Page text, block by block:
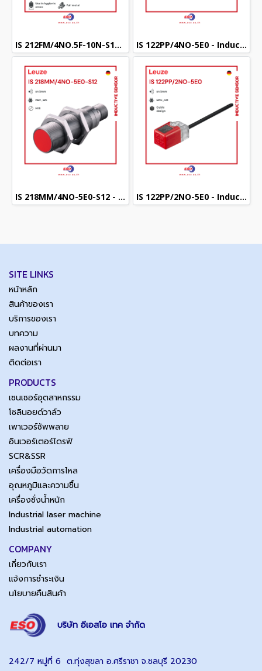
IS 212FM/4NO.5F-10N-S12 - Inductive sensor (M12) (PNP NO) IS 122PP/4NO-5E0 - Inductive sensor (Cubic) (PNP NO)
IS 218MM/4NO-5E0-S12 - Inductive sensor (M18) (PNP NO) IS 122PP/2NO-5E0 - Inductive sensor (Cubic) (NPN NO)
SITE LINKS
หน้าหลัก
สินค้าของเรา
บริการของเรา
บทความ
ผลงานที่ผ่านมา
ติดต่อเรา
PRODUCTS
เซนเซอร์อุตสาหกรรม
โซลินอยด์วาล์ว
เพาเวอร์ซัพพลาย
อินเวอร์เตอร์ไดรฟ์
SCR&SSR
เครื่องมือวัดการไหล
อุณหภูมิและความชื้น
เครื่องชั่งน้ำหนัก
Industrial laser machine
Industrial automation
COMPANY
เกี่ยวกับเรา
แจ้งการชำระเงิน
นโยบายคืนสินค้า
บริษัท อีเอสโอ เทค จำกัด
242/7 หมู่ที่ 6 ต.ทุ่งสุขลา อ.ศรีราชา จ.ชลบุรี 20230